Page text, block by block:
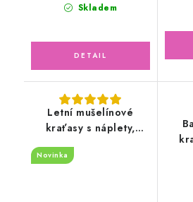
Skladem
Letní mušelínové
kraťasy s náplety,
růžové
Novinka